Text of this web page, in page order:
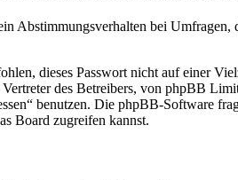
Abstimmungsverhalten bei Umfragen,
dieses Passwort nicht auf einer
des Betreibers, von phpBB
benutzen. Die phpBB-Software
Board zugreifen kannst.